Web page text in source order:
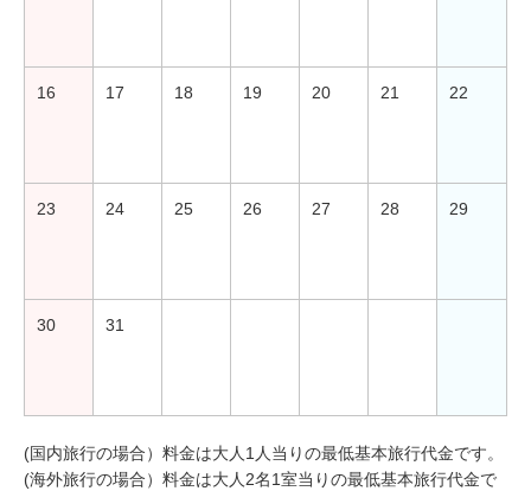
16 17 18 19 20 21 22
23 24 25 26 27 28 29
30 31
(国内旅行の場合）料金は大人1人当りの最低基本旅行代金です。
(海外旅行の場合）料金は大人2名1室当りの最低基本旅行代金で